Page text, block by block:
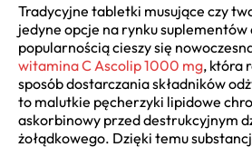
Tradycyjne tabletki musujące czy
jedyne opcje na rynku suplementów
popularnością cieszy się
witamina C Ascolip 1000 mg, która
sposób dostarczania składników
to malutkie pęcherzyki lipidowe
askorbinowy przed destrukcyjnym
żołądkowego. Dzięki temu